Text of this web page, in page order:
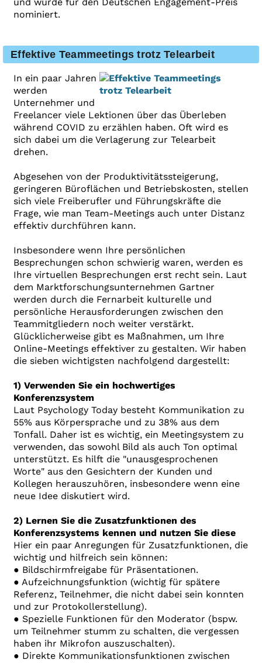
nominiert.
Effektive Teammeetings trotz Telearbeit
In ein paar Jahren
werden
Unternehmer und
Freelancer viele Lektionen über das Überleben
während COVID zu erzählen haben. Oft wird es
sich dabei um die Verlagerung zur Telearbeit
drehen.
Abgesehen von der Produktivitätssteigerung,
geringeren Büroflächen und Betriebskosten, stellen
sich viele Freiberufler und Führungskräfte die
Frage, wie man Team-Meetings auch unter Distanz
effektiv durchführen kann.
Insbesondere wenn Ihre persönlichen
Besprechungen schon schwierig waren, werden es
Ihre virtuellen Besprechungen erst recht sein. Laut
dem Marktforschungsunternehmen Gartner
werden durch die Fernarbeit kulturelle und
persönliche Herausforderungen zwischen den
Teammitgliedern noch weiter verstärkt.
Glücklicherweise gibt es Maßnahmen, um Ihre
Online-Meetings effektiver zu gestalten. Wir haben
die sieben wichtigsten nachfolgend dargestellt:
1) Verwenden Sie ein hochwertiges
Konferenzsystem
Laut Psychology Today besteht Kommunikation zu
55% aus Körpersprache und zu 38% aus dem
Tonfall. Daher ist es wichtig, ein Meetingsystem zu
verwenden, das sowohl Bild als auch Ton optimal
unterstützt. Es hilft die "unausgesprochenen
Worte" aus den Gesichtern der Kunden und
Kollegen herauszuhören, insbesondere wenn eine
neue Idee diskutiert wird.
2) Lernen Sie die Zusatzfunktionen des
Konferenzsystems kennen und nutzen Sie diese
Hier ein paar Anregungen für Zusatzfunktionen, die
wichtig und hilfreich sein können:
● Bildschirmfreigabe für Präsentationen.
● Aufzeichnungsfunktion (wichtig für spätere
Referenz, Teilnehmer, die nicht dabei sein konnten
und zur Protokollerstellung).
● Spezielle Funktionen für den Moderator (bspw.
um Teilnehmer stumm zu schalten, die vergessen
haben ihr Mikrofon auszuschalten).
● Direkte Kommunikationsfunktionen zwischen